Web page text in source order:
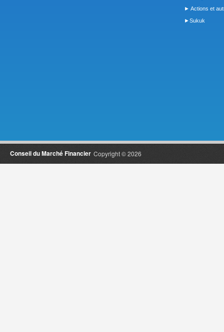
► Actions et
►Sukuk
Copyright © 2026
Conseil du Marché Financier